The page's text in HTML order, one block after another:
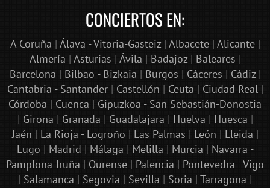
CONCIERTOS EN:
A Coruña | Álava - Vitoria-Gasteiz| Albacete| Alicante|
Almería | Asturias | Ávila | Badajoz| Baleares |
Barcelona | Bilbao - Bizkaia | Burgos | Cáceres | Cádiz|
Cantabria - Santander| Castellón | Ceuta | Ciudad Real|
Córdoba | Cuenca | Gipuzkoa - San Sebastián-Donostia
| Girona | Granada | Guadalajara | Huelva | Huesca |
Jaén | La Rioja - Logroño | Las Palmas | León | Lleida |
Lugo | Madrid | Málaga | Melilla | Murcia | Navarra -
Pamplona-Iruña | Ourense | Palencia | Pontevedra - Vigo
| Salamanca | Segovia | Sevilla | Soria | Tarragona |